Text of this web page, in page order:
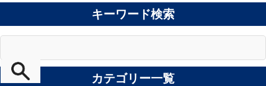
キーワード検索
カテゴリー一覧